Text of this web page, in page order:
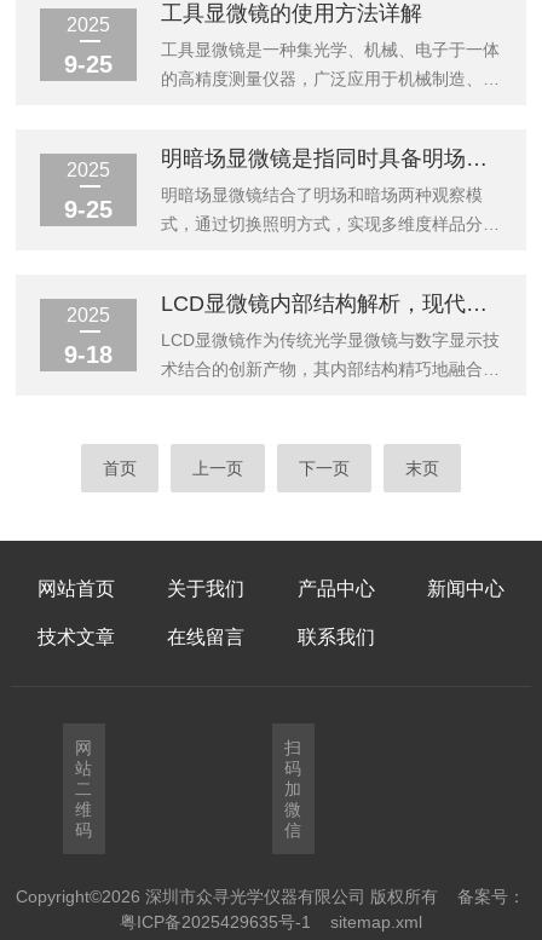
效率低下。HDMI高清显微镜最直接的价值，
在于将微观图像高清同步投射到电视、投影仪
或大型显示器上。这使得教师授课...
合金、陶瓷等材料的微观结构以数万倍的放大
倍数呈现于眼前，为材料性能分析、质量控制
与工艺优化提供不可替代的科学依据。一、材
特征转化为清晰可辨的图像。通过特定蚀刻工
艺处理后的样品表面，在偏振光或明暗场照明
下，不同相态因反射率差异形成鲜明对比，...
2025
9-25
工具显微镜的使用方法详解
工具显微镜是一种集光学、机械、电子于一体
的高精度测量仪器，广泛应用于机械制造、电
准备正式开始测量前需做好充分准备：1.仪器
检查：确认显微镜各移动轴是否灵活平稳，光
学系统是否清晰2.环境控制：保证室温在
量精度4.仪器预热：接通电源后预热15-30分
钟，使仪器达到热平衡状态二、操作步骤1.安
装与调焦将工件...
2025
9-25
明暗场显微镜是指同时具备明场和暗场观察功能的显微镜
明暗场显微镜结合了明场和暗场两种观察模
式，通过切换照明方式，实现多维度样品分
构，通过特殊照明方式增强图像对比度，适用
于多种领域的研究。工作原理明场观察原理：
光线直接透过标本或经其表面反射后进入物
式，图像对比度依赖样品对光的吸收差异。暗
黑暗...
2025
9-18
LCD显微镜内部结构解析，现代显微技术的精巧融合
LCD显微镜作为传统光学显微镜与数字显示技
术结合的创新产物，其内部结构精巧地融合了
微镜通过内置的LCD显示屏取代传统目镜，实
本光学结构，但进行了重要改进：1.物镜系
4×、10×、40×和100×），安装在耐用的物镜
转盘上。2.新型照明系统：采用高亮度LED光
首页 上一页 下一页 末页
网站首页 关于我们 产品中心 新闻中心
技术文章 在线留言 联系我们
网
站
二
维
码
扫
码
加
微
信
Copyright©2026 深圳市众寻光学仪器有限公司 版权所有备案号：
粤ICP备2025429635号-1
sitemap.xml